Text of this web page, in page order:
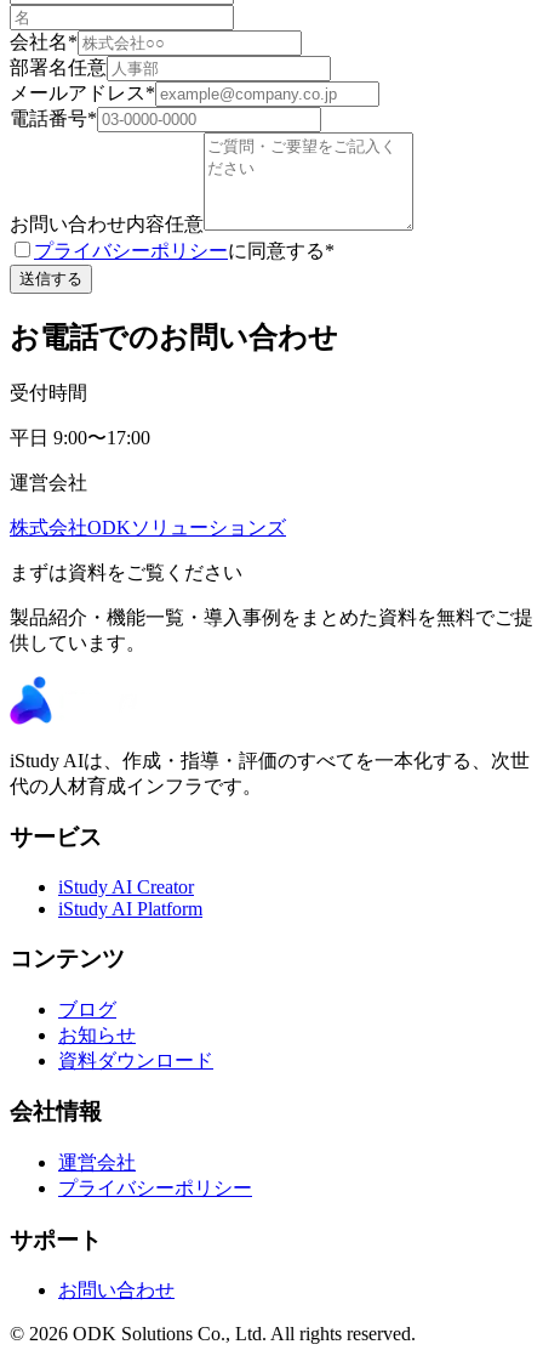
会社名*
部署名任意
メールアドレス*
電話番号*
お問い合わせ内容任意
プライバシーポリシーに同意する*
送信する
お電話でのお問い合わせ
受付時間
平日 9:00〜17:00
運営会社
株式会社ODKソリューションズ
まずは資料をご覧ください
製品紹介・機能一覧・導入事例をまとめた資料を無料でご提
供しています。
iStudy AIは、作成・指導・評価のすべてを一本化する、次世
代の人材育成インフラです。
サービス
iStudy AI Creator
iStudy AI Platform
コンテンツ
ブログ
お知らせ
資料ダウンロード
会社情報
運営会社
プライバシーポリシー
サポート
お問い合わせ
© 2026 ODK Solutions Co., Ltd. All rights reserved.